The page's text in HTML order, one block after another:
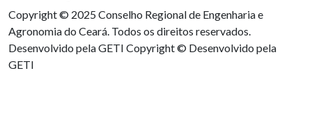
Copyright © 2025 Conselho Regional de Engenharia e
Agronomia do Ceará. Todos os direitos reservados.
Desenvolvido pela GETI Copyright © Desenvolvido pela
GETI